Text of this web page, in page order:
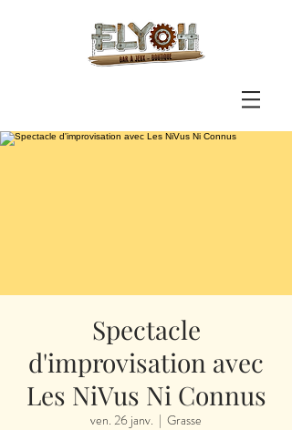
Spectacle
d'improvisation avec
Les NiVus Ni Connus
ven. 26 janv.
  |
Grasse